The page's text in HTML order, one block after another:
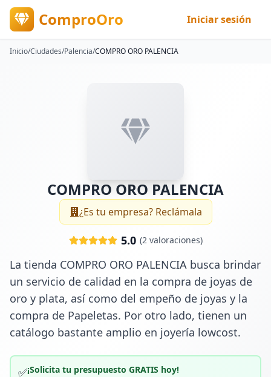
ComproOro Iniciar sesión
Inicio/Ciudades/Palencia/COMPRO ORO PALENCIA
COMPRO ORO PALENCIA
¿Es tu empresa? Reclámala
5.0 (2valoraciones)
La tienda COMPRO ORO PALENCIA busca brindar
un servicio de calidad en la compra de joyas de
oro y plata, así como del empeño de joyas y la
compra de Papeletas. Por otro lado, tienen un
catálogo bastante amplio en joyería lowcost.
✅¡Solicita tu presupuesto GRATIS hoy!